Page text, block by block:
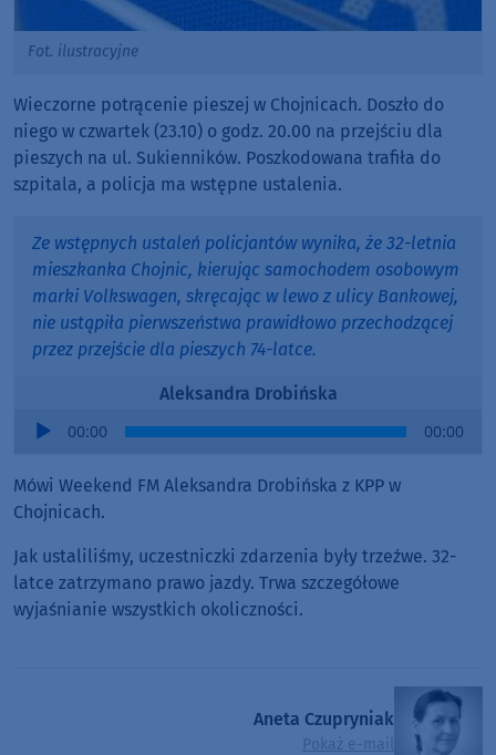
Fot. ilustracyjne
Wieczorne potrącenie pieszej w Chojnicach. Doszło do
niego w czwartek (23.10) o godz. 20.00 na przejściu dla
pieszych na ul. Sukienników. Poszkodowana trafiła do
szpitala, a policja ma wstępne ustalenia.
Ze wstępnych ustaleń policjantów wynika, że 32-letnia
mieszkanka Chojnic, kierując samochodem osobowym
marki Volkswagen, skręcając w lewo z ulicy Bankowej,
nie ustąpiła pierwszeństwa prawidłowo przechodzącej
przez przejście dla pieszych 74-latce.
Aleksandra Drobińska
Audio
00:00 00:00
Mówi Weekend FM Aleksandra Drobińska z KPP w
Chojnicach.
Jak ustaliliśmy, uczestniczki zdarzenia były trzeźwe. 32-
latce zatrzymano prawo jazdy. Trwa szczegółowe
wyjaśnianie wszystkich okoliczności.
Aneta Czupryniak
Pokaż e-mail